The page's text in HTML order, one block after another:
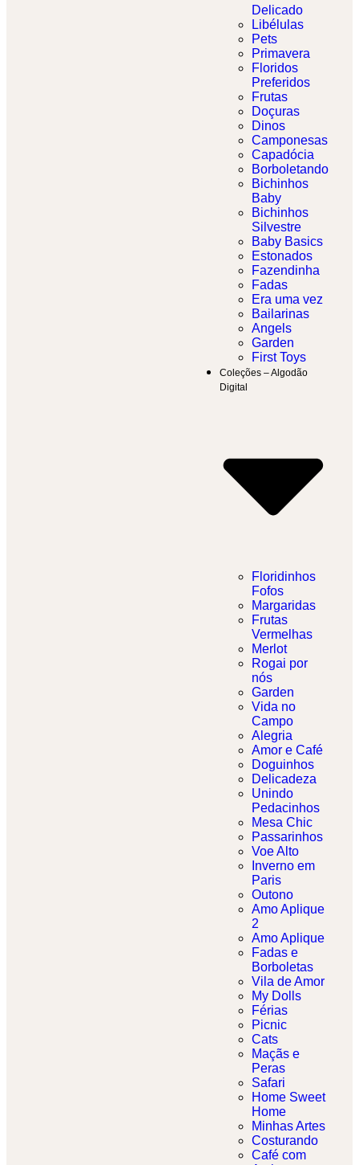
Delicado​
Libélulas
Pets
Primavera
Floridos
Preferidos
Frutas
Doçuras
Dinos
Camponesas
Capadócia
Borboletando
Bichinhos
Baby
Bichinhos
Silvestre
Baby Basics
Estonados
Fazendinha
Fadas
Era uma vez
Bailarinas
Angels
Garden
First Toys
Coleções – Algodão
Digital
Floridinhos
Fofos
Margaridas
Frutas
Vermelhas
Merlot
Rogai por
nós
Garden
Vida no
Campo
Alegria
Amor e Café
Doguinhos
Delicadeza
Unindo
Pedacinhos
Mesa Chic
Passarinhos
Voe Alto
Inverno em
Paris
Outono
Amo Aplique
2
Amo Aplique
Fadas e
Borboletas​
Vila de Amor
My Dolls
Férias
Picnic
Cats
Maçãs e
Peras
Safari
Home Sweet
Home
Minhas Artes
Costurando
Café com